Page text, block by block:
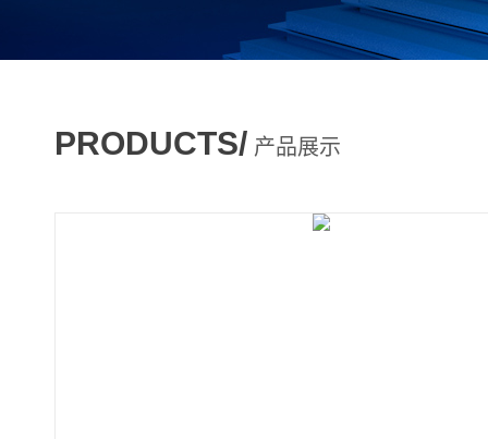
PRODUCTS/ 产品展示